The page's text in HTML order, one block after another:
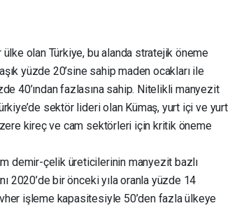
olan Türkiye, bu alanda stratejik öneme
yüzde 20’sine sahip maden ocakları ile
40’ından fazlasına sahip. Nitelikli manyezit
sektör lideri olan Kümaş, yurt içi ve yurt
kireç ve cam sektörleri için kritik öneme
demir-çelik üreticilerinin manyezit bazlı
2020’de bir önceki yıla oranla yüzde 14
işleme kapasitesiyle 50’den fazla ülkeye